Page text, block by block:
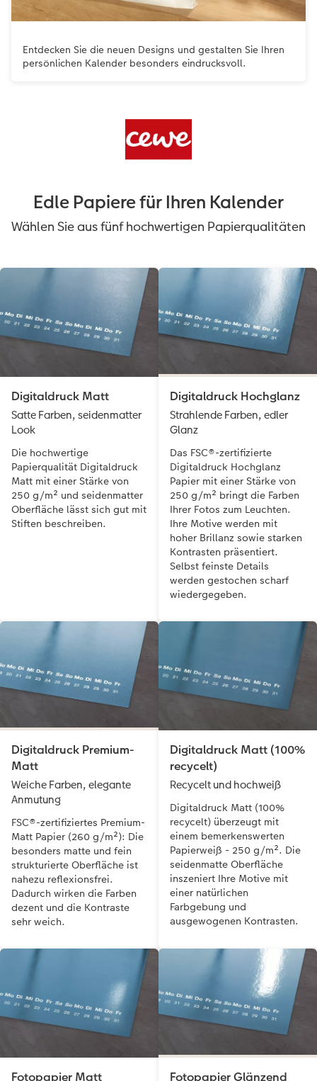
Entdecken Sie die neuen Designs und gestalten Sie Ihren
persönlichen Kalender besonders eindrucksvoll.
Edle Papiere für Ihren Kalender
Wählen Sie aus fünf hochwertigen Papierqualitäten
Digitaldruck Matt
Satte Farben, seidenmatter
Look
Die hochwertige
Papierqualität Digitaldruck
Matt mit einer Stärke von
250 g/m² und seidenmatter
Oberfläche lässt sich gut mit
Stiften beschreiben.
Digitaldruck Hochglanz
Strahlende Farben, edler
Glanz
Das FSC®-zertifizierte
Digitaldruck Hochglanz
Papier mit einer Stärke von
250 g/m² bringt die Farben
Ihrer Fotos zum Leuchten.
Ihre Motive werden mit
hoher Brillanz sowie starken
Kontrasten präsentiert.
Selbst feinste Details
werden gestochen scharf
wiedergegeben.
Digitaldruck Premium-
Matt
Weiche Farben, elegante
Anmutung
FSC®-zertifiziertes Premium-
Matt Papier (260 g/m²): Die
besonders matte und fein
strukturierte Oberfläche ist
nahezu reflexionsfrei.
Dadurch wirken die Farben
dezent und die Kontraste
sehr weich.
Digitaldruck Matt (100%
recycelt)
Recycelt und hochweiß
Digitaldruck Matt (100%
recycelt) überzeugt mit
einem bemerkenswerten
Papierweiß - 250 g/m². Die
seidenmatte Oberfläche
inszeniert Ihre Motive mit
einer natürlichen
Farbgebung und
ausgewogenen Kontrasten.
Fotopapier Matt Fotopapier Glänzend